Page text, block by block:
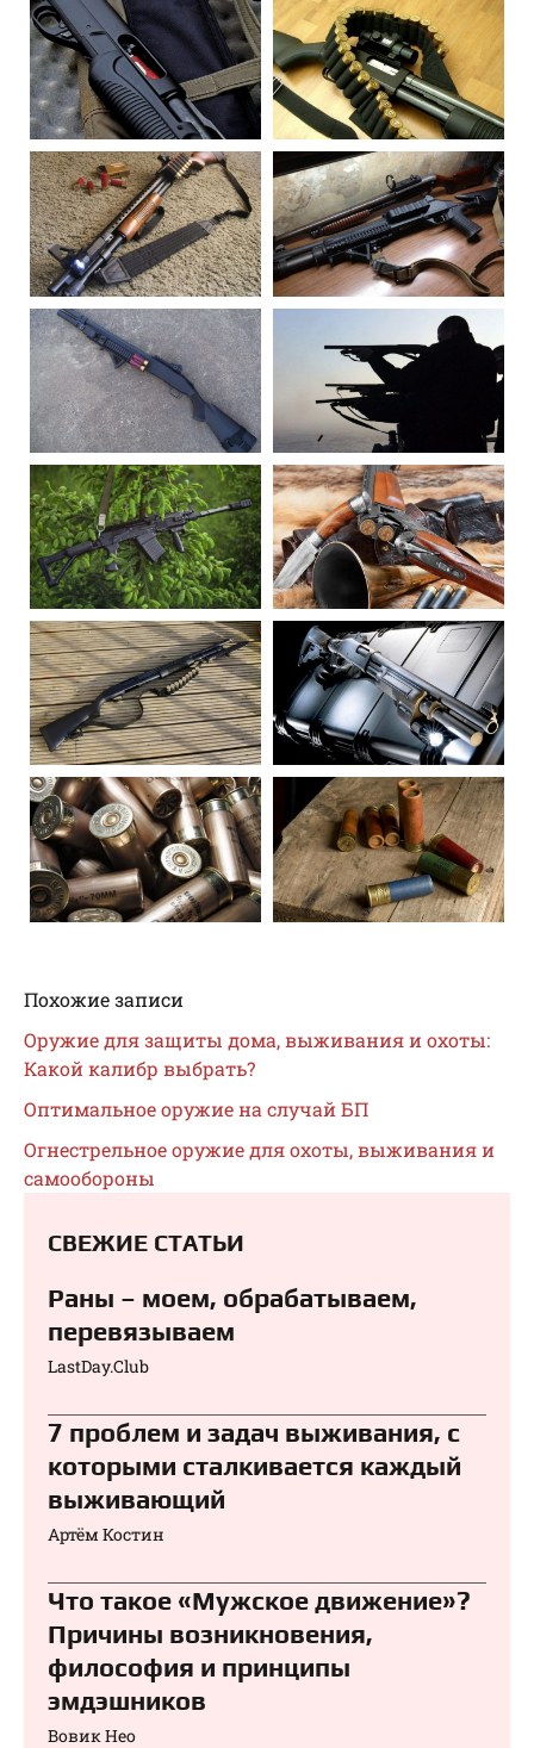
Похожие записи
Оружие для защиты дома, выживания и охоты:
Какой калибр выбрать?
Оптимальное оружие на случай БП
Огнестрельное оружие для охоты, выживания и
самообороны
СВЕЖИЕ СТАТЬИ
Раны – моем, обрабатываем,
перевязываем⁠⁠
LastDay.Club
7 проблем и задач выживания, с
которыми сталкивается каждый
выживающий
Артём Костин
Что такое «Мужское движение»?
Причины возникновения,
философия и принципы
эмдэшников
Вовик Нео